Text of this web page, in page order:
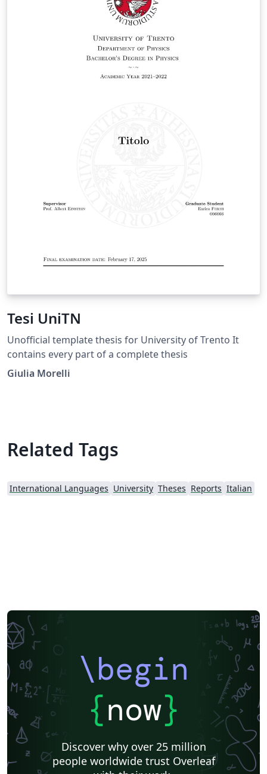
Tesi UniTN
Unofficial template thesis for University of Trento It
contains every part of a complete thesis
Giulia Morelli
Related Tags
International Languages University Theses Reports Italian
\begin
{now}
Discover why over 25 million
people worldwide trust Overleaf